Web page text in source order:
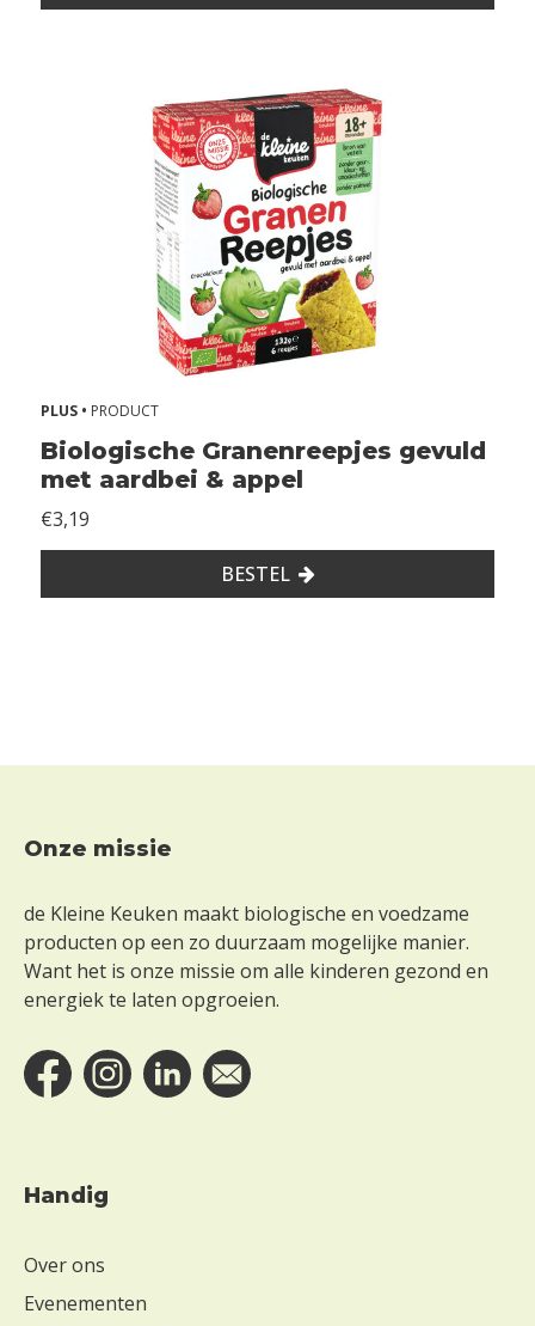
PLUS • PRODUCT
Biologische Granenreepjes gevuld
met aardbei & appel
€3,19
BESTEL
Footer
Onze missie
de Kleine Keuken maakt biologische en voedzame
producten op een zo duurzaam mogelijke manier.
Want het is onze missie om alle kinderen gezond en
energiek te laten opgroeien.
Handig
Over ons
Evenementen